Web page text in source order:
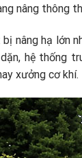
nâng thông
nâng hạ
hệ
xưởng cơ khí.